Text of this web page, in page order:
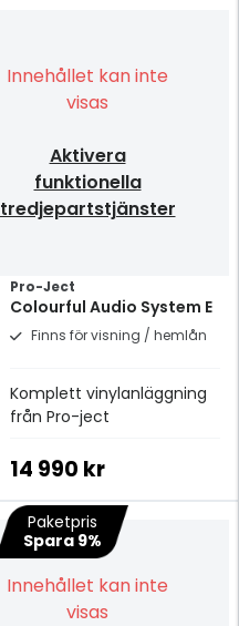
Innehållet kan inte
visas
Aktivera
funktionella
tredjepartstjänster
Pro-Ject
Colourful Audio System E
Finns för visning / hemlån
Komplett vinylanläggning
från Pro-ject
14 990 kr
Paketpris
Spara 9%
Innehållet kan inte
visas